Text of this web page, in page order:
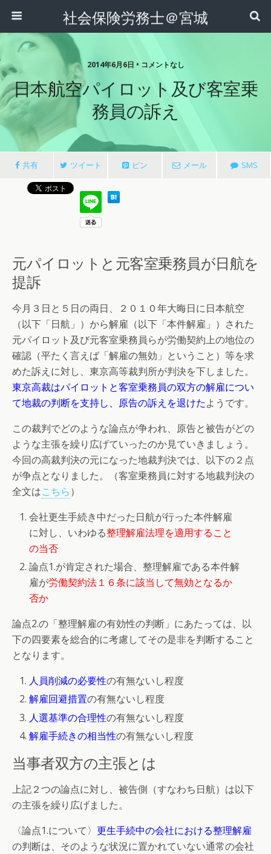
社会保険労務士＠宮城
2014年6月6日 • コメントなし
日本航空パイロット及び客室乗
務員の訴え
共有 ツイート ピン メール SMS
元パイロットと元客室乗務員が日航を
提訴
今月３日と５日の両日、２０１０年大晦日に日本航空
（以下「日航」）から解雇（以下「本件解雇」）された
元パイロット及び元客室乗務員らが労働契約上の地位の
確認（平たく言えば「解雇の無効」ということ）等を求
めた訴えに対し、東京高等裁判所が判決を下しました。
東京高裁はパイロットと客室乗務員の双方の解雇につい
て地裁の判断を支持し、原告の訴えを退けたようです。
この裁判でどのような論点が争われ、原告と被告がどの
ような主張を繰り広げていったのか見ていきましょう。
今回の高裁判決の元になった地裁判決では、以下の２点
が争点となりました。（客室乗務員に対する地裁判決の
全文はこちら）
会社更生手続き中だった日航が行った本件解雇
に対し、いわゆる整理解雇法理を適用すること
の当否
論点1.が肯定された場合、整理解雇である本件解
雇が労働契約法１６条に該当して無効となるか
否か
論点2.の「整理解雇の有効性の判断」にあたっては、以
下の四要素を総合的に考慮してその是非を判断すること
となります。
人員削減の必要性の有無ないし程度
解雇回避措置の有無ないし程度
人選基準の合理性の有無ないし程度
解雇手続きの相当性の有無ないし程度
当事者双方の主張とは
上記２つの論点に対し、被告側（すなわち日航）は以下
の主張を繰り広げました。
〈論点1.について〉 更生手続中の会社における整理解雇
の判断は、そのような状況に置かれていない通常の会社